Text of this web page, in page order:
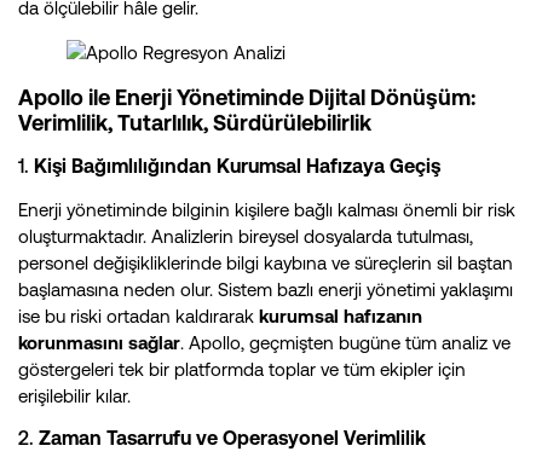
da ölçülebilir hâle gelir.
Apollo ile Enerji Yönetiminde Dijital Dönüşüm:
Verimlilik, Tutarlılık, Sürdürülebilirlik
1. Kişi Bağımlılığından Kurumsal Hafızaya Geçiş
Enerji yönetiminde bilginin kişilere bağlı kalması önemli bir risk
oluşturmaktadır. Analizlerin bireysel dosyalarda tutulması,
personel değişikliklerinde bilgi kaybına ve süreçlerin sil baştan
başlamasına neden olur. Sistem bazlı enerji yönetimi yaklaşımı
ise bu riski ortadan kaldırarak kurumsal hafızanın
korunmasını sağlar. Apollo, geçmişten bugüne tüm analiz ve
göstergeleri tek bir platformda toplar ve tüm ekipler için
erişilebilir kılar.
2. Zaman Tasarrufu ve Operasyonel Verimlilik